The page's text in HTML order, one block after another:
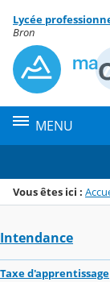
Menu de la
Contenu
Lycée
Bron
MENU
Vous êtes ici :
Intendance
Taxe d'apprentissage